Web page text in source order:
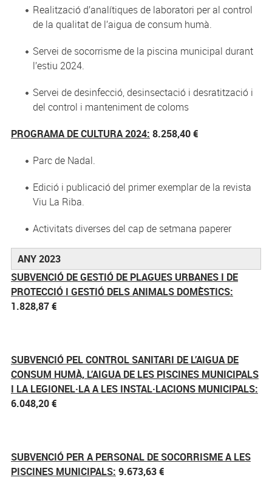
Realització d’analítiques de laboratori per al control
de la qualitat de l’aigua de consum humà.
Servei de socorrisme de la piscina municipal durant
l’estiu 2024.
Servei de desinfecció, desinsectació i desratització i
del control i manteniment de coloms
PROGRAMA DE CULTURA 2024: 8.258,40 €
Parc de Nadal.
Edició i publicació del primer exemplar de la revista
Viu La Riba.
Activitats diverses del cap de setmana paperer
ANY 2023
SUBVENCIÓ DE GESTIÓ DE PLAGUES URBANES I DE
PROTECCIÓ I GESTIÓ DELS ANIMALS DOMÈSTICS:
1.828,87 €
SUBVENCIÓ PEL CONTROL SANITARI DE L’AIGUA DE
CONSUM HUMÀ, L’AIGUA DE LES PISCINES MUNICIPALS
I LA LEGIONEL·LA A LES INSTAL·LACIONS MUNICIPALS:
6.048,20 €
SUBVENCIÓ PER A PERSONAL DE SOCORRISME A LES
PISCINES MUNICIPALS: 9.673,63 €